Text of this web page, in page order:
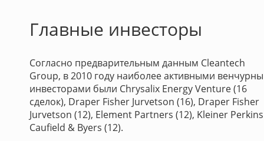
Главные инвесторы
Согласно предварительным данным Cleantech
Group, в 2010 году наиболее активными
инвесторами были Chrysalix Energy Venture (16
сделок), Draper Fisher Jurvetson (16), Draper Fisher
Jurvetson (12), Element Partners (12), Kleiner Perkins
Caufield & Byers (12).